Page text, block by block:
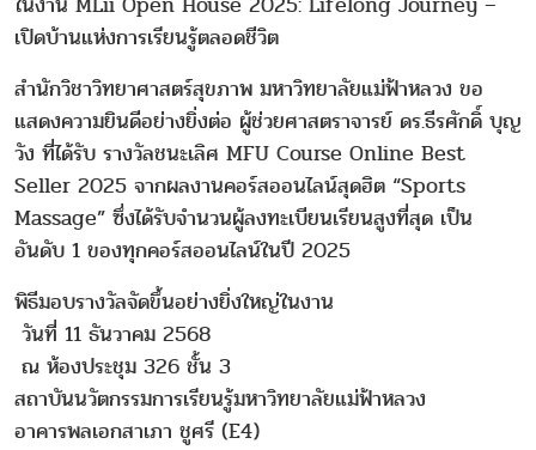
เปิดบ้านแห่งการเรียนรู้ตลอดชีวิต
สำนักวิชาวิทยาศาสตร์สุขภาพ มหาวิทยาลัยแม่ฟ้าหลวง ขอ
แสดงความยินดีอย่างยิ่งต่อ ผู้ช่วยศาสตราจารย์ ดร.ธีรศักดิ์ บุญ
วัง ที่ได้รับ รางวัลชนะเลิศ MFU Course Online Best
Seller 2025 จากผลงานคอร์สออนไลน์สุดฮิต “Sports
Massage” ซึ่งได้รับจำนวนผู้ลงทะเบียนเรียนสูงที่สุด เป็น
อันดับ 1 ของทุกคอร์สออนไลน์ในปี 2025
พิธีมอบรางวัลจัดขึ้นอย่างยิ่งใหญ่ในงาน
วันที่ 11 ธันวาคม 2568
ณ ห้องประชุม 326 ชั้น 3
สถาบันนวัตกรรมการเรียนรู้มหาวิทยาลัยแม่ฟ้าหลวง
อาคารพลเอกสาเภา ชูศรี (E4)